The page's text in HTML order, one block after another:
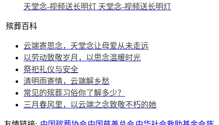
天堂念-视频送长明灯 天堂念-视频送长明灯
殡葬百科
云端寄思念，天堂念让母爱从未走远
以劳动致敬岁月，以思念温暖时光
祭祀礼仪与安全
清明雨寄情，云端解乡愁
常见的殡葬习俗你了解多少？
三月春风里，以云端之念致敬不朽的她